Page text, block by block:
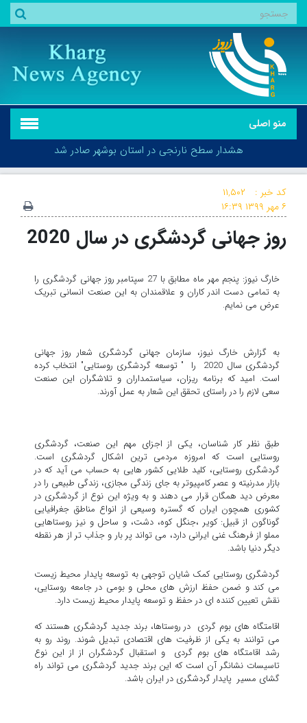
منو اصلی
هشدار سطح نارنجی در استان بوشهر صادر شد
هشدار سطح نارنجی در استان بوشهر صادر شد
کد خبر :
۱۱,۵۰۲
۶ مهر ۱۳۹۹
۱۶:۳۹
روز جهانی گردشگری در سال 2020
خارگ نیوز: پنجم مهر ماه مطابق با 27 سپتامبر روز جهانی گردشگری را
به تمامی دست اندر کاران و علاقمندان به این صنعت انسانی تبریک
عرض می نمایم.
به گزارش خارگ نیوز، سازمان جهانی گردشگری شعار روز جهانی
گردشگری سال 2020 را " توسعه گردشگری روستایی" انتخاب کرده
است. امید که برنامه ریزان، سیاستمداران و تلاشگران این صنعت
سعی لازم را در راستای تحقق این شعار به عمل آورند.
طبق نظر کار شناسان، یکی از اجزای مهم این صنعت، گردشگری
روستایی است که امروزه مردمی ترین اشکال گردشگری است.
گردشگری روستایی، کلید طلایی کشور هایی به حساب می آید که در
بازار مدرنیته و عصر کامپیوتر به جای زندگی مجازی، زندگی طبیعی را در
معرض دید همگان قرار می دهند و به ویژه این نوع از گردشگری در
کشوری همچون ایران که گستره وسیعی از انواع مناطق جغرافیایی
گوناگون از قبیل: کویر ،جنگل کوه، دشت، و ساحل و نیز روستاهایی
مملو از فرهنگ غنی ایرانی دارد، می تواند پر بار و جذاب تر از هر نقطه
دیگر دنیا باشد.
گردشگری روستایی کمک شایان توجهی به توسعه پایدار محیط زیست
می کند و ضمن حفظ ارزش های محلی و بومی در جامعه روستایی،
نقش تعیین کننده ای در حفظ و توسعه پایدار محیط زیست دارد.
اقامتگاه های بوم گردی در روستاها، برند جدید گردشگری هستند که
می توانند به یکی از ظرفیت های اقتصادی تبدیل شوند. روند رو به
رشد اقامتگاه های بوم گردی و استقبال گردشگران از از این نوع
تاسیسات نشانگر آن است که این برند جدید گردشگری می تواند راه
گشای مسیر پایدار گردشگری در ایران باشد.